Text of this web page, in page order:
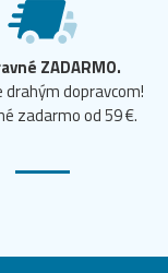
ZADARMO.
dopravcom!
zadarmo od 59 €.